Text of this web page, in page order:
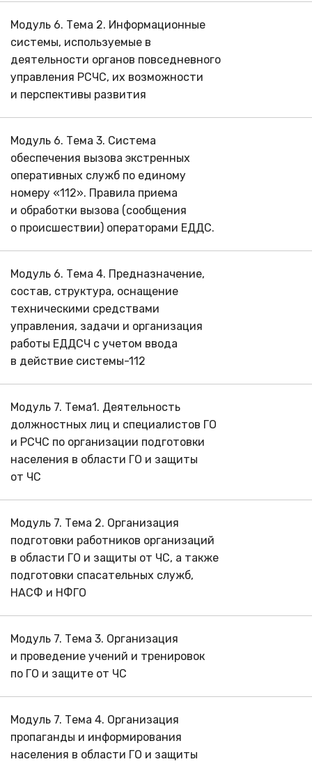
Модуль 6. Тема 2. Информационные
системы, используемые в
деятельности органов повседневного
управления РСЧС, их возможности
и перспективы развития
Модуль 6. Тема 3. Система
обеспечения вызова экстренных
оперативных служб по единому
номеру «112». Правила приема
и обработки вызова (сообщения
о происшествии) операторами ЕДДС.
Модуль 6. Тема 4. Предназначение,
состав, структура, оснащение
техническими средствами
управления, задачи и организация
работы ЕДДСЧ с учетом ввода
в действие системы-112
Модуль 7. Тема1. Деятельность
должностных лиц и специалистов ГО
и РСЧС по организации подготовки
населения в области ГО и защиты
от ЧС
Модуль 7. Тема 2. Организация
подготовки работников организаций
в области ГО и защиты от ЧС, а также
подготовки спасательных служб,
НАСФ и НФГО
Модуль 7. Тема 3. Организация
и проведение учений и тренировок
по ГО и защите от ЧС
Модуль 7. Тема 4. Организация
пропаганды и информирования
населения в области ГО и защиты